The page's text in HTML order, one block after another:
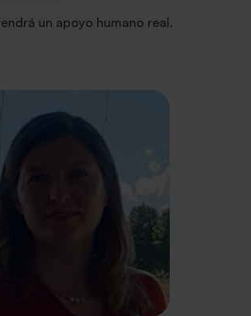
un apoyo humano real.